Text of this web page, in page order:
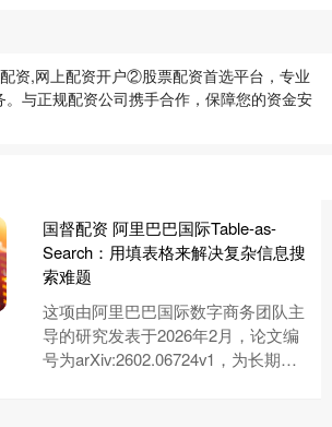
资,网上配资开户②股票配资首选平台，专业
与正规配资公司携手合作，保障您的资金安
国督配资 阿里巴巴国际Table-as-
Search：用填表格来解决复杂信息搜
索难题
这项由阿里巴巴国际数字商务团队主
导的研究发表于2026年2月，论文编
号为arXiv:2602.06724v1，为长期复